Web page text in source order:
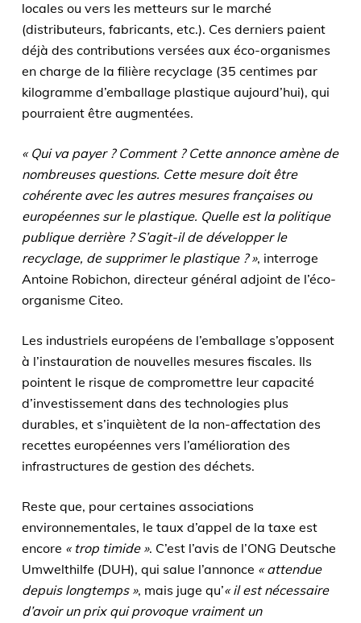
locales ou vers les metteurs sur le marché
(distributeurs, fabricants, etc.). Ces derniers paient
déjà des contributions versées aux éco-organismes
en charge de la filière recyclage (35 centimes par
kilogramme d’emballage plastique aujourd’hui), qui
pourraient être augmentées.
« Qui va payer ? Comment ? Cette annonce amène de
nombreuses questions. Cette mesure doit être
cohérente avec les autres mesures françaises ou
européennes sur le plastique. Quelle est la politique
publique derrière ? S’agit-il de développer le
recyclage, de supprimer le plastique ? », interroge
Antoine Robichon, directeur général adjoint de l’éco-
organisme Citeo.
Les industriels européens de l’emballage s’opposent
à l’instauration de nouvelles mesures fiscales. Ils
pointent le risque de compromettre leur capacité
d’investissement dans des technologies plus
durables, et s’inquiètent de la non-affectation des
recettes européennes vers l’amélioration des
infrastructures de gestion des déchets.
Reste que, pour certaines associations
environnementales, le taux d’appel de la taxe est
encore « trop timide ». C’est l’avis de l’ONG Deutsche
Umwelthilfe (DUH), qui salue l’annonce « attendue
depuis longtemps », mais juge qu’« il est nécessaire
d’avoir un prix qui provoque vraiment un